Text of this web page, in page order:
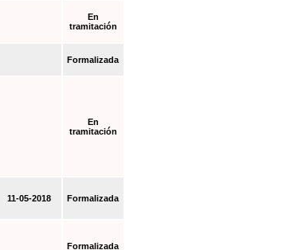
En
tramitación
Formalizada
En
tramitación
11-05-2018 Formalizada
Formalizada